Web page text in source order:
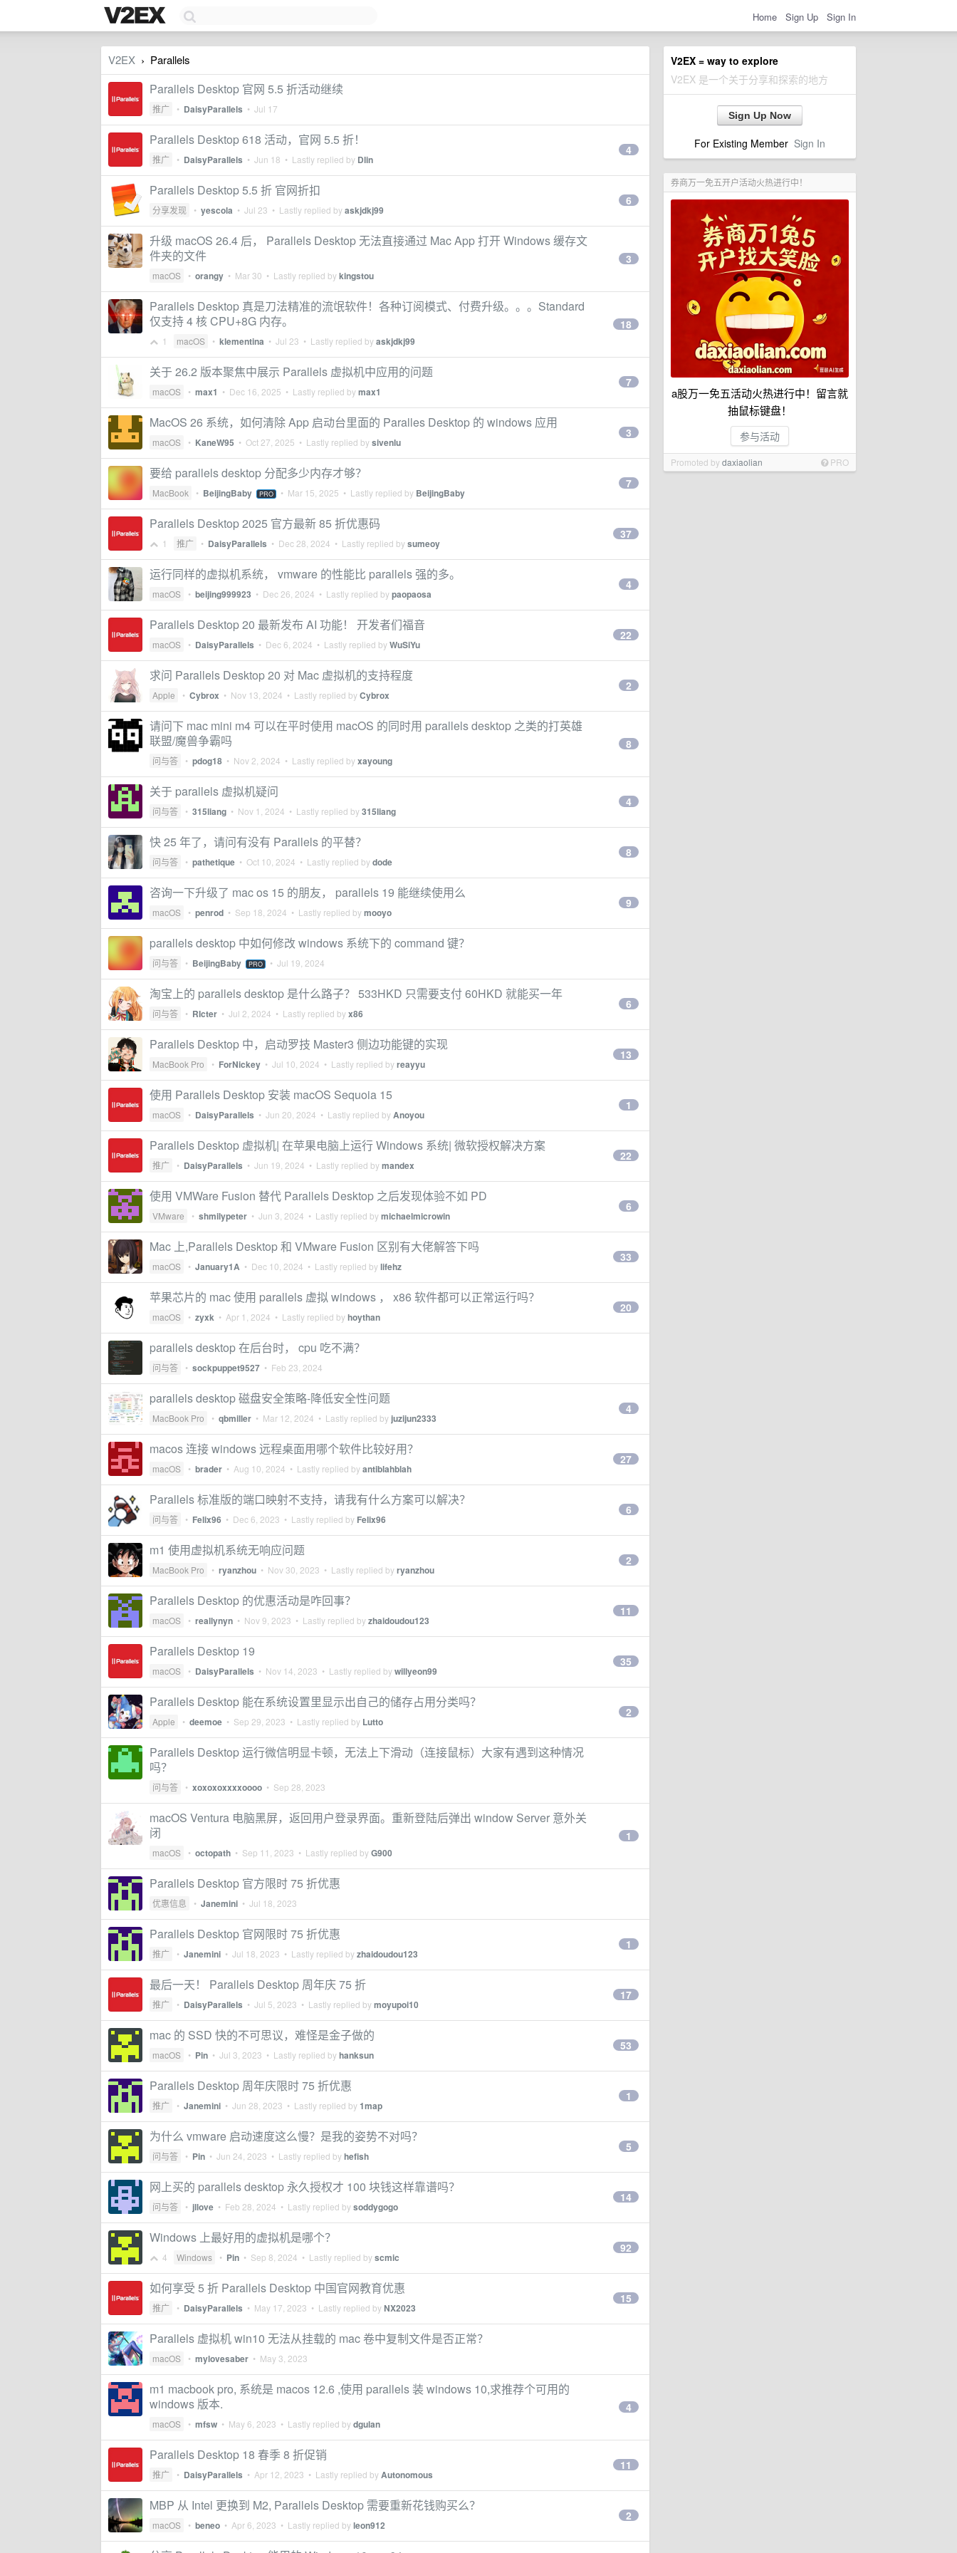
Home Sign Up Sign In
V2EX = way to explore
V2EX 是一个关于分享和探索的地方
Sign Up Now
For Existing Member Sign In
券商万一免五开户活动火热进行中！
a股万一免五活动火热进行中！留言就
抽鼠标键盘！
参与活动
Promoted bydaxiaolian PRO
V2EX › Parallels
Parallels Desktop 官网 5.5 折活动继续
推广 • DaisyParallels • Jul 17
Parallels Desktop 618 活动，官网 5.5 折！
推广 • DaisyParallels • Jun 18 • Lastly replied by Dlin
4
Parallels Desktop 5.5 折 官网折扣
分享发现 • yescola • Jul 23 • Lastly replied byaskjdkj99
6
升级 macOS 26.4 后， Parallels Desktop 无法直接通过 Mac App 打开 Windows 缓存文
件夹的文件
macOS • orangy • Mar 30 • Lastly replied bykingstou
3
Parallels Desktop 真是刀法精准的流氓软件！各种订阅模式、付费升级。。。Standard
仅支持 4 核 CPU+8G 内存。
1 macOS • klementina • Jul 23 • Lastly replied byaskjdkj99
18
关于 26.2 版本聚焦中展示 Parallels 虚拟机中应用的问题
macOS • max1 • Dec 16, 2025 • Lastly replied bymax1
7
MacOS 26 系统，如何清除 App 启动台里面的 Paralles Desktop 的 windows 应用
macOS • KaneW95 • Oct 27, 2025 • Lastly replied bysivenlu
3
要给 parallels desktop 分配多少内存才够？
MacBook • BeijingBaby PRO • Mar 15, 2025 • Lastly replied by BeijingBaby
7
Parallels Desktop 2025 官方最新 85 折优惠码
1 推广 • DaisyParallels • Dec 28, 2024 • Lastly replied bysumeoy
37
运行同样的虚拟机系统， vmware 的性能比 parallels 强的多。
macOS • beijing999923 • Dec 26, 2024 • Lastly replied bypaopaosa
4
Parallels Desktop 20 最新发布 AI 功能！ 开发者们福音
macOS • DaisyParallels • Dec 6, 2024 • Lastly replied byWuSiYu
22
求问 Parallels Desktop 20 对 Mac 虚拟机的支持程度
Apple • Cybrox • Nov 13, 2024 • Lastly replied byCybrox
2
请问下 mac mini m4 可以在平时使用 macOS 的同时用 parallels desktop 之类的打英雄
联盟/魔兽争霸吗
问与答 • pdog18 • Nov 2, 2024 • Lastly replied byxayoung
8
关于 parallels 虚拟机疑问
问与答 • 315liang • Nov 1, 2024 • Lastly replied by315liang
4
快 25 年了，请问有没有 Parallels 的平替？
问与答 • pathetique • Oct 10, 2024 • Lastly replied bydode
8
咨询一下升级了 mac os 15 的朋友， parallels 19 能继续使用么
macOS • penrod • Sep 18, 2024 • Lastly replied bymooyo
9
parallels desktop 中如何修改 windows 系统下的 command 键？
问与答 • BeijingBaby PRO • Jul 19, 2024
淘宝上的 parallels desktop 是什么路子？ 533HKD 只需要支付 60HKD 就能买一年
问与答 • RIcter • Jul 2, 2024 • Lastly replied byx86
6
Parallels Desktop 中，启动罗技 Master3 侧边功能键的实现
MacBook Pro • ForNickey • Jul 10, 2024 • Lastly replied byreayyu
13
使用 Parallels Desktop 安装 macOS Sequoia 15
macOS • DaisyParallels • Jun 20, 2024 • Lastly replied byAnoyou
1
Parallels Desktop 虚拟机| 在苹果电脑上运行 Windows 系统| 微软授权解决方案
推广 • DaisyParallels • Jun 19, 2024 • Lastly replied bymandex
22
使用 VMWare Fusion 替代 Parallels Desktop 之后发现体验不如 PD
VMware • shmilypeter • Jun 3, 2024 • Lastly replied bymichaelmicrowin
6
Mac 上,Parallels Desktop 和 VMware Fusion 区别有大佬解答下吗
macOS • January1A • Dec 10, 2024 • Lastly replied bylifehz
33
苹果芯片的 mac 使用 parallels 虚拟 windows ， x86 软件都可以正常运行吗？
macOS • zyxk • Apr 1, 2024 • Lastly replied byhoythan
20
parallels desktop 在后台时， cpu 吃不满？
问与答 • sockpuppet9527 • Feb 23, 2024
parallels desktop 磁盘安全策略-降低安全性问题
MacBook Pro • qbmiller • Mar 12, 2024 • Lastly replied by juzijun2333
4
macos 连接 windows 远程桌面用哪个软件比较好用？
macOS • brader • Aug 10, 2024 • Lastly replied byantiblahblah
27
Parallels 标准版的端口映射不支持，请我有什么方案可以解决？
问与答 • Felix96 • Dec 6, 2023 • Lastly replied by Felix96
6
m1 使用虚拟机系统无响应问题
MacBook Pro • ryanzhou • Nov 30, 2023 • Lastly replied byryanzhou
2
Parallels Desktop 的优惠活动是咋回事？
macOS • reallynyn • Nov 9, 2023 • Lastly replied byzhaidoudou123
11
Parallels Desktop 19
macOS • DaisyParallels • Nov 14, 2023 • Lastly replied bywillyeon99
35
Parallels Desktop 能在系统设置里显示出自己的储存占用分类吗？
Apple • deemoe • Sep 29, 2023 • Lastly replied by Lutto
2
Parallels Desktop 运行微信明显卡顿，无法上下滑动（连接鼠标）大家有遇到这种情况
吗？
问与答 • xoxoxoxxxxoooo • Sep 28, 2023
macOS Ventura 电脑黑屏，返回用户登录界面。重新登陆后弹出 window Server 意外关
闭
macOS • octopath • Sep 11, 2023 • Lastly replied byG900
1
Parallels Desktop 官方限时 75 折优惠
优惠信息 • Janemini • Jul 18, 2023
Parallels Desktop 官网限时 75 折优惠
推广 • Janemini • Jul 18, 2023 • Lastly replied byzhaidoudou123
1
最后一天！ Parallels Desktop 周年庆 75 折
推广 • DaisyParallels • Jul 5, 2023 • Lastly replied bymoyupoi10
17
mac 的 SSD 快的不可思议，难怪是金子做的
macOS • Pin • Jul 3, 2023 • Lastly replied byhanksun
53
Parallels Desktop 周年庆限时 75 折优惠
推广 • Janemini • Jun 28, 2023 • Lastly replied by1map
1
为什么 vmware 启动速度这么慢？是我的姿势不对吗？
问与答 • Pin • Jun 24, 2023 • Lastly replied byhefish
5
网上买的 parallels desktop 永久授权才 100 块钱这样靠谱吗？
问与答 • jllove • Feb 28, 2024 • Lastly replied bysoddygogo
14
Windows 上最好用的虚拟机是哪个？
4 Windows • Pin • Sep 8, 2024 • Lastly replied byscmic
92
如何享受 5 折 Parallels Desktop 中国官网教育优惠
推广 • DaisyParallels • May 17, 2023 • Lastly replied byNX2023
15
Parallels 虚拟机 win10 无法从挂载的 mac 卷中复制文件是否正常？
macOS • mylovesaber • May 3, 2023
m1 macbook pro, 系统是 macos 12.6 ,使用 parallels 装 windows 10,求推荐个可用的
windows 版本.
macOS • mfsw • May 6, 2023 • Lastly replied bydgulan
4
Parallels Desktop 18 春季 8 折促销
推广 • DaisyParallels • Apr 12, 2023 • Lastly replied byAutonomous
11
MBP 从 Intel 更换到 M2, Parallels Desktop 需要重新花钱购买么？
macOS • beneo • Apr 6, 2023 • Lastly replied byleon912
2